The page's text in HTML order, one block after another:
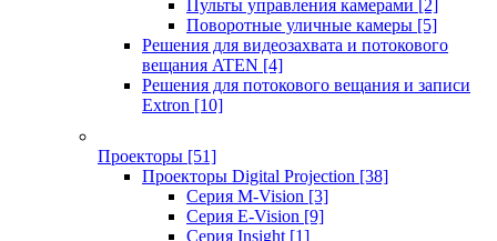
Пульты управления камерами [2]
Поворотные уличные камеры [5]
Решения для видеозахвата и потокового
вещания ATEN [4]
Решения для потокового вещания и записи
Extron [10]
Проекторы [51]
Проекторы Digital Projection [38]
Серия M-Vision [3]
Серия E-Vision [9]
Серия Insight [1]